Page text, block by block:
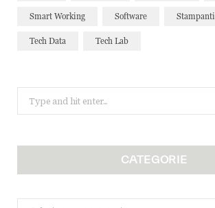
Smart Working Software Stampanti
Tech Data Tech Lab
for:
CATEGORIE